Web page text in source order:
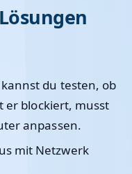
kannst du testen, ob
er blockiert, musst
anpassen.
mit Netzwerk